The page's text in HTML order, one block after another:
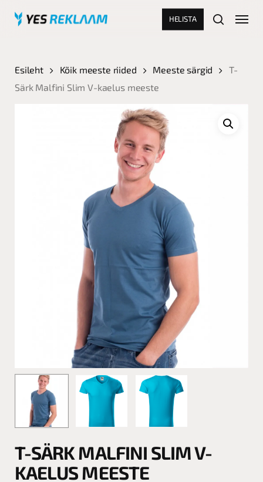
HELISTA
search
Menu
Esileht Kõik meeste riided Meeste särgid
T-
Särk Malfini Slim V-kaelus meeste
T-SÄRK MALFINI SLIM V-
KAELUS MEESTE